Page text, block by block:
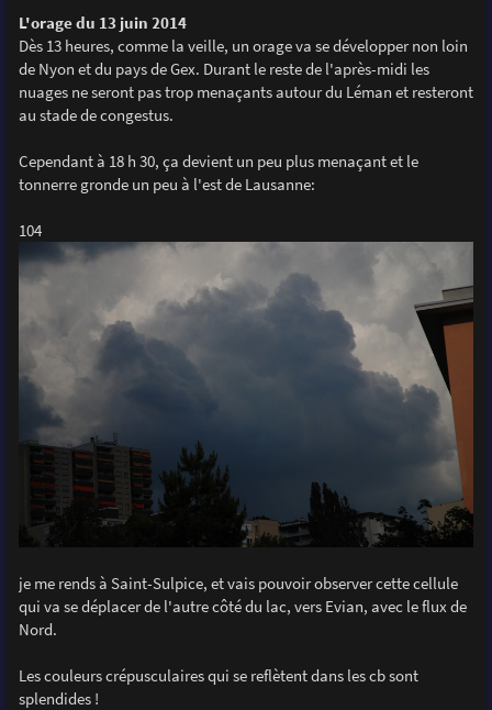
s
s
a
e
L'orage du 13 juin 2014
Dès 13 heures, comme la veille, un orage va se développer non loin
de Nyon et du pays de Gex. Durant le reste de l'après-midi les
nuages ne seront pas trop menaçants autour du Léman et resteront
au stade de congestus.
Cependant à 18 h 30, ça devient un peu plus menaçant et le
tonnerre gronde un peu à l'est de Lausanne:
104
je me rends à Saint-Sulpice, et vais pouvoir observer cette cellule
qui va se déplacer de l'autre côté du lac, vers Evian, avec le flux de
Nord.
Les couleurs crépusculaires qui se reflètent dans les cb sont
splendides !